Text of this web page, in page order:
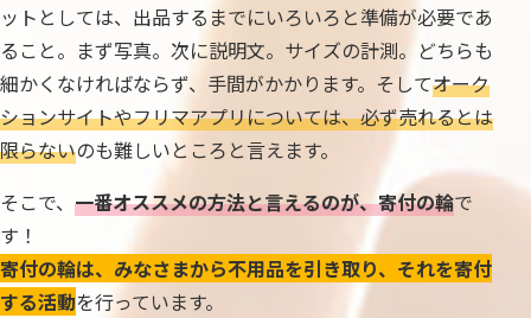
ットとしては、出品するまでにいろいろと準備が必要であ
ること。まず写真。次に説明文。サイズの計測。どちらも
細かくなければならず、手間がかかります。そしてオーク
ションサイトやフリマアプリについては、必ず売れるとは
限らないのも難しいところと言えます。
そこで、 一番オススメの方法と言えるのが、寄付の輪で
す！
寄付の輪は、みなさまから不用品を引き取り、それを寄付
する活動を行っています。